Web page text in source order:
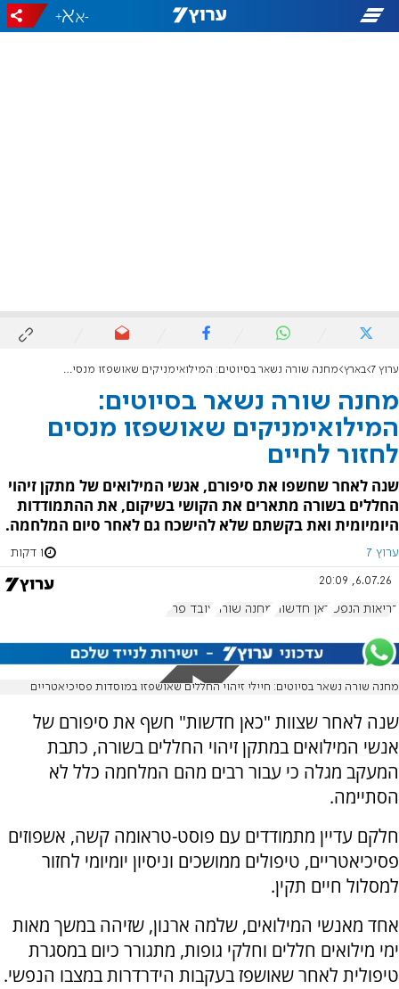
-
+
ערוץ 7 בארץ מחנה שורה נשאר בסיוטים: המילואימניקים שאושפזו מנסים לחזור לחיים
מחנה שורה נשאר בסיוטים:
המילואימניקים שאושפזו מנסים
לחזור לחיים
שנה לאחר שחשפו את סיפורם, אנשי המילואים של מתקן זיהוי
החללים בשורה מתארים את הקושי בשיקום, את ההתמודדות
היומיומית ואת בקשתם שלא להישכח גם לאחר סיום המלחמה.
ערוץ 7 1 דקות
6.07.26, 20:09
בריאות הנפש כאן חדשות מחנה שורה עובד פרל
מחנה שורה נשאר בסיוטים: חיילי זיהוי החללים שאושפזו במוסדות פסיכיאטריים
שנה לאחר שצוות "כאן חדשות" חשף את סיפורם של
אנשי המילואים במתקן זיהוי החללים בשורה, כתבת
המעקב מגלה כי עבור רבים מהם המלחמה כלל לא
הסתיימה.
חלקם עדיין מתמודדים עם פוסט-טראומה קשה, אשפוזים
פסיכיאטריים, טיפולים ממושכים וניסיון יומיומי לחזור
למסלול חיים תקין.
אחד מאנשי המילואים, שלמה ארנון, שזיהה במשך מאות
ימי מילואים חללים וחלקי גופות, מתגורר כיום במסגרת
טיפולית לאחר שאושפז בעקבות הידרדרות במצבו הנפשי.